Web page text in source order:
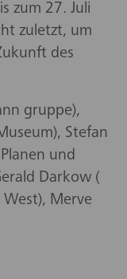
zum 27. Juli
zuletzt, um
des
gruppe),
Stefan
und
Darkow (
Merve